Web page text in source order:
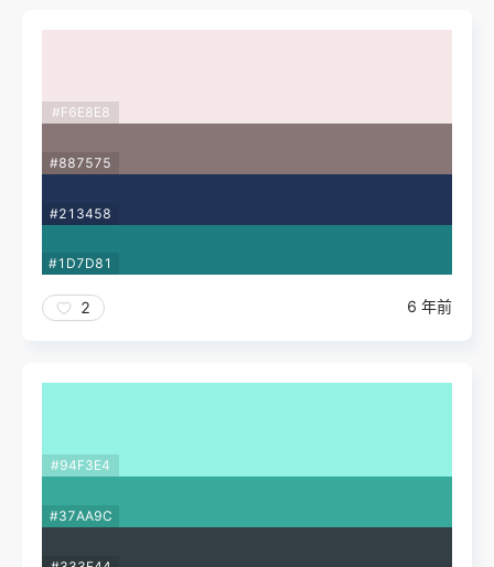
#F6E8E8
#887575
#213458
#1D7D81
2 6 年前
#94F3E4
#37AA9C